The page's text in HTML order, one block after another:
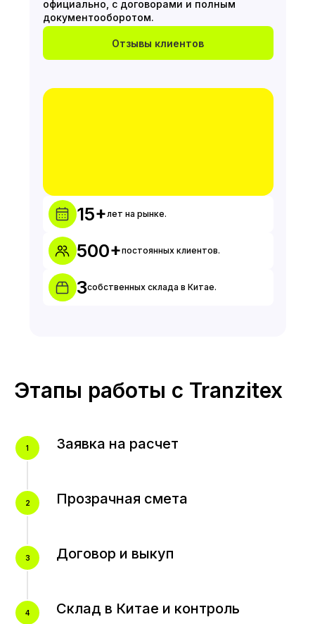
официально, с договорами и полным
документооборотом.
Отзывы клиентов
15+лет на рынке.
500+постоянных клиентов.
3собственных склада в Китае.
Этапы работы с Tranzitex
Заявка на расчет
Прозрачная смета
Договор и выкуп
Склад в Китае и контроль